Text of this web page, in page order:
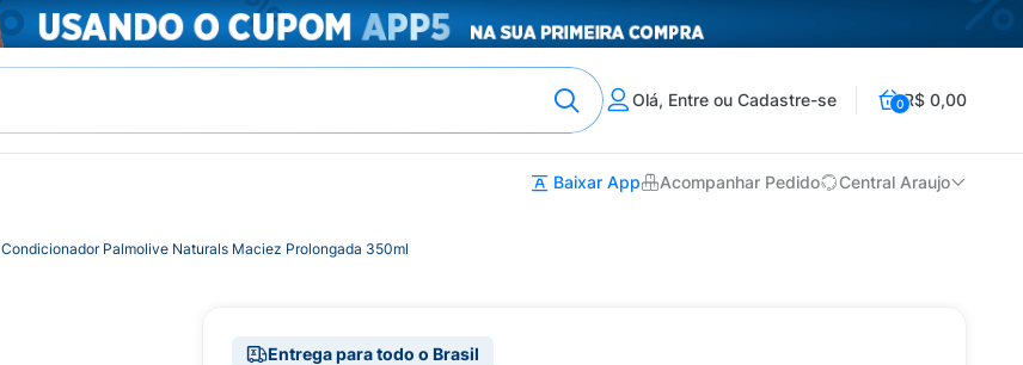
Olá, Entre ou Cadastre-se 0R$ 0,00
Baixar App Acompanhar Pedido Central Araujo
Condicionador Palmolive Naturals Maciez Prolongada 350ml
Entrega para todo o Brasil